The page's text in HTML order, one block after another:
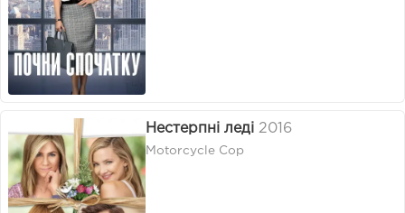
Нестерпні леді 2016
Motorcycle Cop